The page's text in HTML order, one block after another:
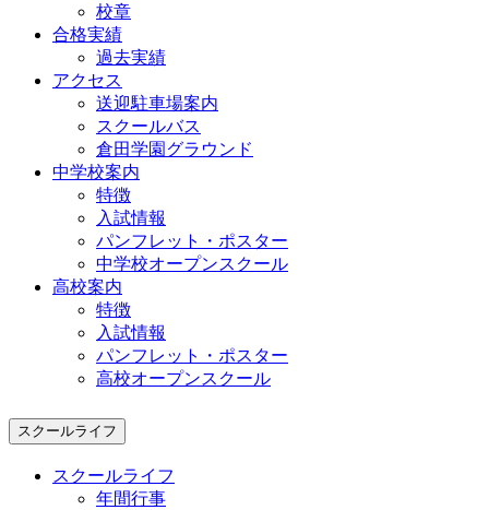
校章
合格実績
過去実績
アクセス
送迎駐車場案内
スクールバス
倉田学園グラウンド
中学校案内
特徴
入試情報
パンフレット・ポスター
中学校オープンスクール
高校案内
特徴
入試情報
パンフレット・ポスター
高校オープンスクール
スクールライフ
スクールライフ
年間行事